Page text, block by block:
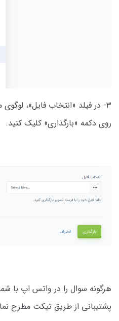
۳- در فیلد «انتخاب فایل»،
روی دکمه «بارگذاری» کلیک کنید.
پشتیبانی از طریق تیکت مطرح